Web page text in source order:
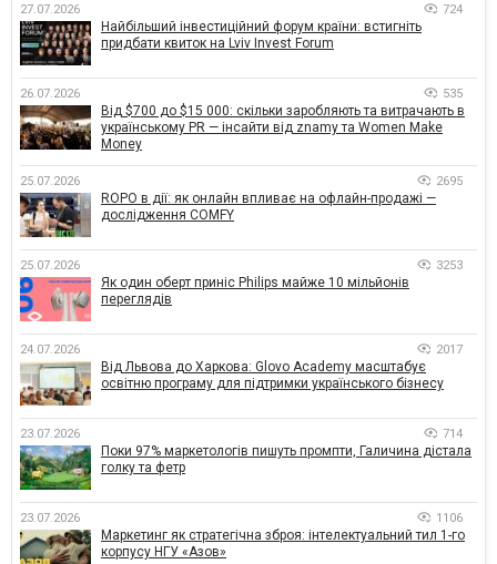
27.07.2026 724
Найбільший інвестиційний форум країни: встигніть
придбати квиток на Lviv Invest Forum
26.07.2026 535
Від $700 до $15 000: скільки заробляють та витрачають в
українському PR — інсайти від znamy та Women Make
Money
25.07.2026 2695
ROPO в дії: як онлайн впливає на офлайн-продажі —
дослідження COMFY
25.07.2026 3253
Як один оберт приніс Philips майже 10 мільйонів
переглядів
24.07.2026 2017
Від Львова до Харкова: Glovo Academy масштабує
освітню програму для підтримки українського бізнесу
23.07.2026 714
Поки 97% маркетологів пишуть промпти, Галичина дістала
голку та фетр
23.07.2026 1106
Маркетинг як стратегічна зброя: інтелектуальний тил 1-го
корпусу НГУ «Азов»